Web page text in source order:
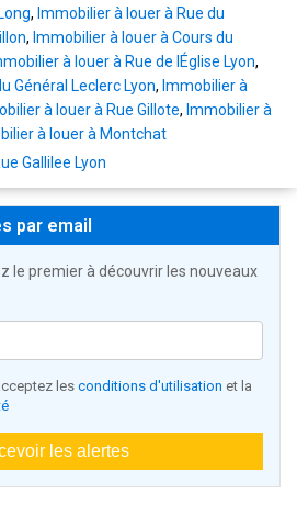
, Immobilier à louer à Rue du
, Immobilier à louer à Cours du
à louer à Rue de lÉglise Lyon,
Général Leclerc Lyon, Immobilier à
à louer à Rue Gillote, Immobilier à
à louer à Montchat
Gallilee Lyon
par email
le premier à découvrir les nouveaux
les conditions d'utilisation et la
les alertes